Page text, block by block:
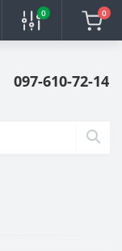
0 0
097-610-72-14